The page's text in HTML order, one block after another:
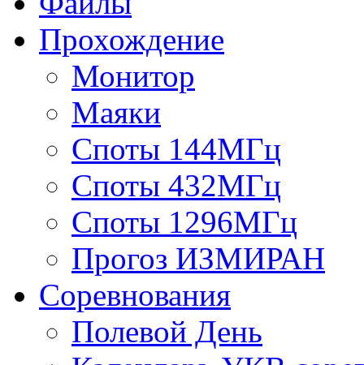
Прохождение
Монитор
Маяки
Споты 144МГц
Споты 432МГц
Споты 1296МГц
Прогоз ИЗМИРАН
Соревнования
Полевой День